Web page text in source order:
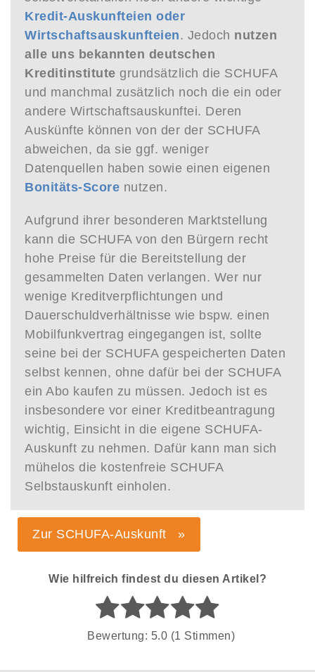
Kredit-Auskunfteien oder
Wirtschaftsauskunfteien. Jedoch nutzen
alle uns bekannten deutschen
Kreditinstitute grundsätzlich die SCHUFA
und manchmal zusätzlich noch die ein oder
andere Wirtschaftsauskunftei. Deren
Auskünfte können von der der SCHUFA
abweichen, da sie ggf. weniger
Datenquellen haben sowie einen eigenen
Bonitäts-Score nutzen.
Aufgrund ihrer besonderen Marktstellung
kann die SCHUFA von den Bürgern recht
hohe Preise für die Bereitstellung der
gesammelten Daten verlangen. Wer nur
wenige Kreditverpflichtungen und
Dauerschuldverhältnisse wie bspw. einen
Mobilfunkvertrag eingegangen ist, sollte
seine bei der SCHUFA gespeicherten Daten
selbst kennen, ohne dafür bei der SCHUFA
ein Abo kaufen zu müssen. Jedoch ist es
insbesondere vor einer Kreditbeantragung
wichtig, Einsicht in die eigene SCHUFA-
Auskunft zu nehmen. Dafür kann man sich
mühelos die kostenfreie SCHUFA
Selbstauskunft einholen.
Zur SCHUFA-Auskunft »
Wie hilfreich findest du diesen Artikel?
Bewertung: 5.0 (1 Stimmen)